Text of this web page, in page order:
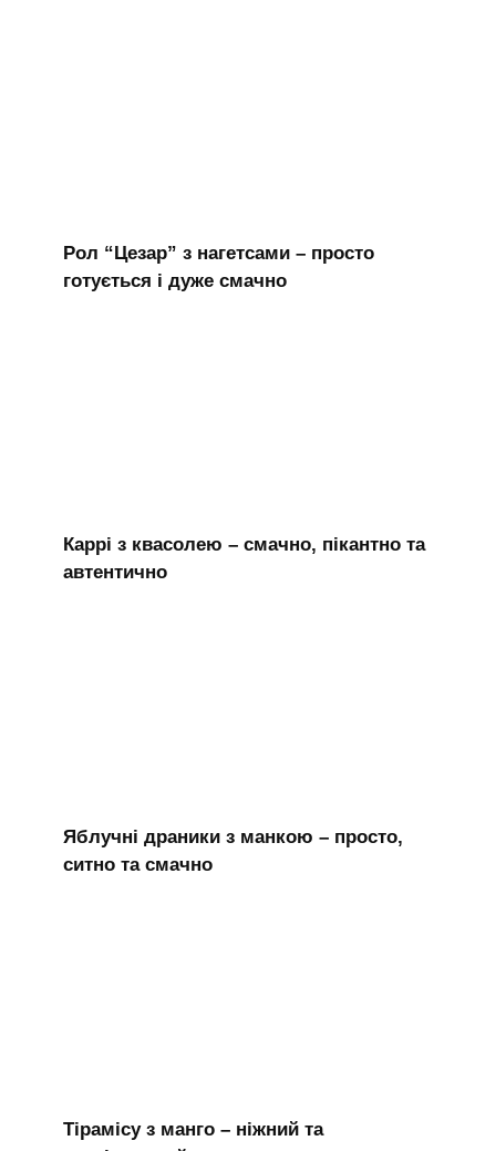
Рол “Цезар” з нагетсами – просто
готується і дуже смачно
Каррі з квасолею – смачно, пікантно та
автентично
Яблучні драники з манкою – просто,
ситно та смачно
Тірамісу з манго – ніжний та